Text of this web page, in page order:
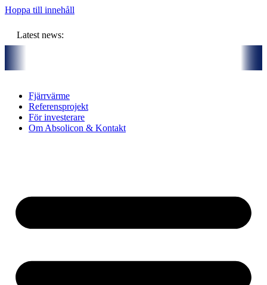
Hoppa till innehåll
Latest news:
Fjärrvärme
Referensprojekt
För investerare
Om Absolicon & Kontakt